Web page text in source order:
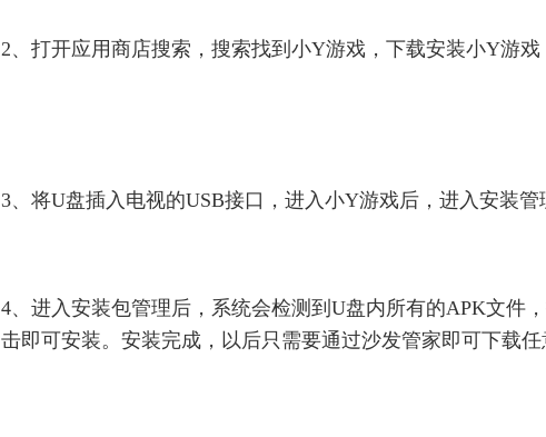
2、打开应用商店搜索，搜索找到小Y游戏，下载安装小Y游戏
3、将U盘插入电视的USB接口，进入小Y游戏后，进入安装管
4、进入安装包管理后，系统会检测到U盘内所有的APK文件
击即可安装。安装完成，以后只需要通过沙发管家即可下载任